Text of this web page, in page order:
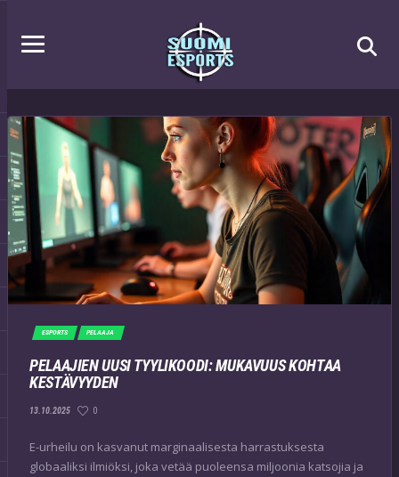
ESPORTS PELAAJA
PELAAJIEN UUSI TYYLIKOODI: MUKAVUUS KOHTAA
KESTÄVYYDEN
13.10.2025 0
E-urheilu on kasvanut marginaalisesta harrastuksesta
globaaliksi ilmiöksi, joka vetää puoleensa miljoonia katsojia ja